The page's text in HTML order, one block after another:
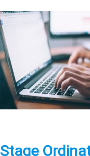
<
a
h
e
f
pStage